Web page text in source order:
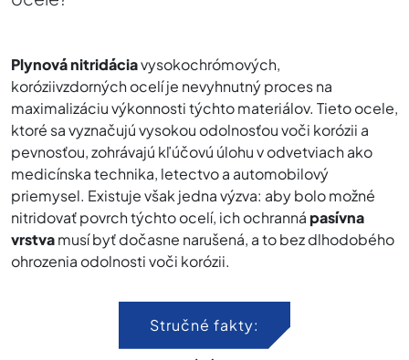
Plynová nitridáciavysokochrómových,
koróziivzdorných ocelí je nevyhnutný proces na
maximalizáciu výkonnosti týchto materiálov. Tieto ocele,
ktoré sa vyznačujú vysokou odolnosťou voči korózii a
pevnosťou, zohrávajú kľúčovú úlohu v odvetviach ako
medicínska technika, letectvo a automobilový
priemysel. Existuje však jedna výzva: aby bolo možné
nitridovať povrch týchto ocelí, ich ochrannápasívna
vrstvamusí byť dočasne narušená, a to bez dlhodobého
ohrozenia odolnosti voči korózii.
Stručné fakty: